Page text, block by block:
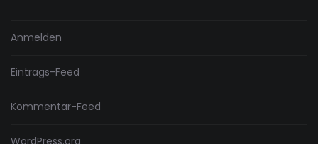
Anmelden
Eintrags-Feed
Kommentar-Feed
WordPress.org